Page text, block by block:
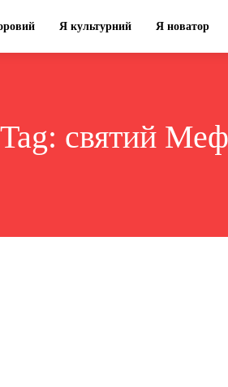
Я культурний Я новатор
Tag: святий